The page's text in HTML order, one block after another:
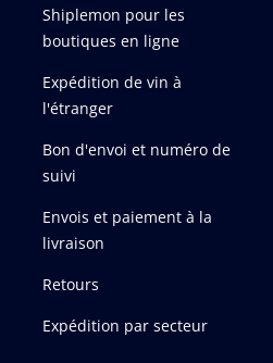
Shiplemon pour les
boutiques en ligne
Expédition de vin à
l'étranger
Bon d'envoi et numéro de
suivi
Envois et paiement à la
livraison
Retours
Expédition par secteur